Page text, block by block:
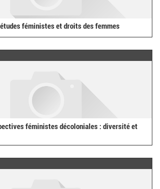
études féministes et droits des femmes
féministes décoloniales : diversité et